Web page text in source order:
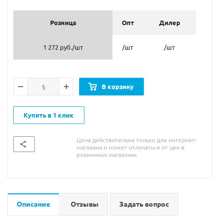
Розница Опт Дилер
1 272 руб./шт /шт /шт
В корзину
Купить в 1 клик
Цена действительна только для интернет-
магазина и может отличаться от цен в
розничных магазинах
Описание Отзывы Задать вопрос